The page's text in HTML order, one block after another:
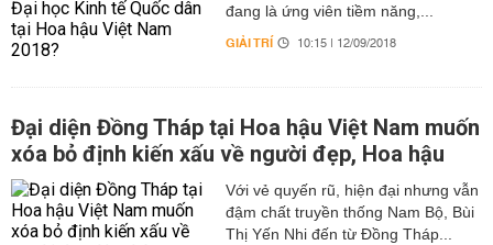
đang là ứng viên tiềm năng,...
GIẢI TRÍ 10:15 | 12/09/2018
Đại diện Đồng Tháp tại Hoa hậu Việt Nam muốn
xóa bỏ định kiến xấu về người đẹp, Hoa hậu
Với vẻ quyến rũ, hiện đại nhưng vẫn
đậm chất truyền thống Nam Bộ, Bùi
Thị Yến Nhi đến từ Đồng Tháp...